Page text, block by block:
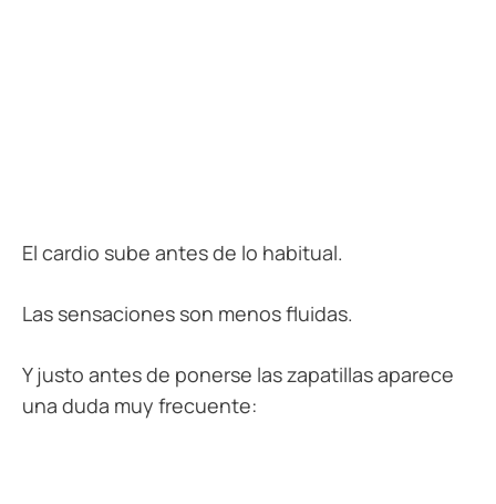
El cardio sube antes de lo habitual.
Las sensaciones son menos fluidas.
Y justo antes de ponerse las zapatillas aparece
una duda muy frecuente: